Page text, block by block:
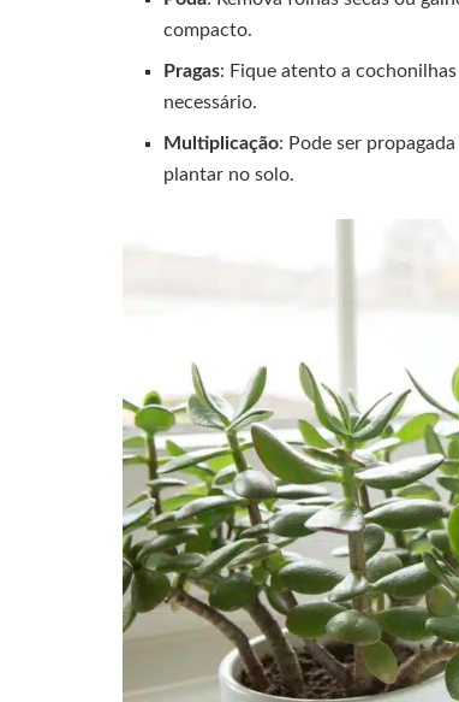
compacto.
Pragas: Fique atento a
necessário.
Multiplicação: Pode ser
plantar no solo.